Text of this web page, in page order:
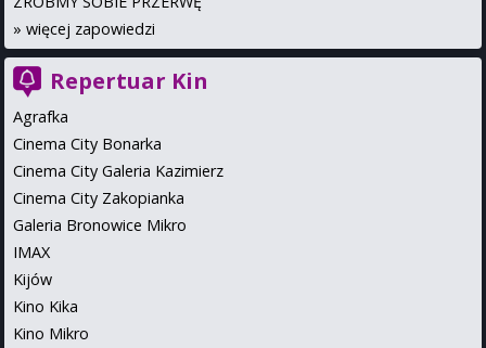
» więcej zapowiedzi
Repertuar Kin
Agrafka
Cinema City Bonarka
Cinema City Galeria Kazimierz
Cinema City Zakopianka
Galeria Bronowice Mikro
IMAX
Kijów
Kino Kika
Kino Mikro